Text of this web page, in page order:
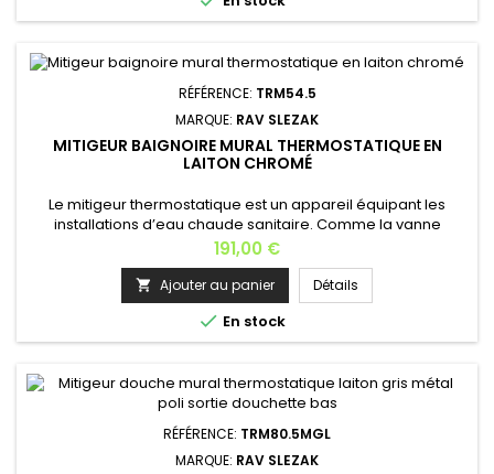
RÉFÉRENCE: TRM54.5
MARQUE: RAV SLEZAK
MITIGEUR BAIGNOIRE MURAL THERMOSTATIQUE EN
LAITON CHROMÉ
Le mitigeur thermostatique est un appareil équipant les
installations d’eau chaude sanitaire. Comme la vanne
thermostatique, il réalise une action sur les débits en fonction
d’une température; Mitigeur équipé d'une cartouche
anticalcaire à disque céramique; Matière: laiton Finition:
chromé Longueur: 28,5 cm Profondeur: 16 cm Hauteur: 8
cm Poids: 2...
Prix
191,00 €
 Ajouter au panier Détails
 En stock
RÉFÉRENCE: TRM80.5MGL
MARQUE: RAV SLEZAK